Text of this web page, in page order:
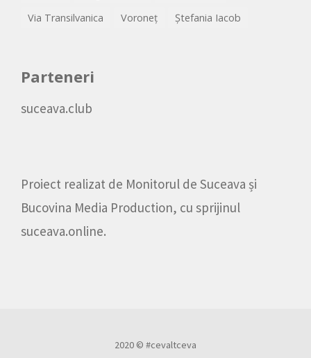
Via Transilvanica
Voroneț Ștefania Iacob
Parteneri
suceava.club
Proiect realizat de Monitorul de Suceava și
Bucovina Media Production, cu sprijinul
suceava.online.
2020 © #cevaltceva